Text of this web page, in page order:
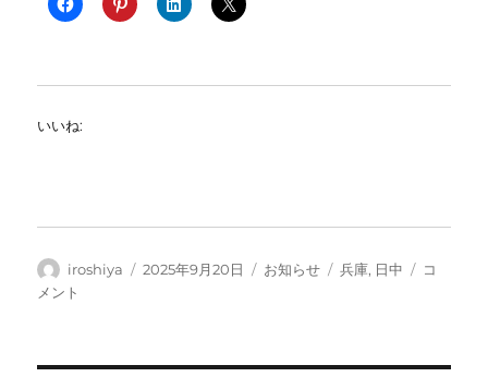
いいね:
投
稿
iroshiya
投
2025年9月20日
カ
お知らせ
タ
兵庫, 日中
第
コ
メント